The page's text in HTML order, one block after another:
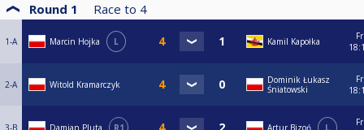
Round 1 Race to 4
1-A Marcin Hojka L Kamil Kapołka
2-A Witold Kramarczyk
Dominik Łukasz
Śniatowski